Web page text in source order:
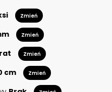
Zmień
Zmień
Zmień
cm Zmień